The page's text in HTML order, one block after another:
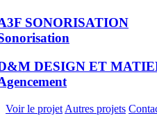
SONORISATION
DESIGN ET
Voir le projet Autres projets